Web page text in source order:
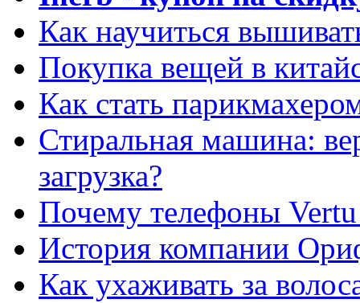
Как научиться
Покупка вещей в
Как стать
Стиральная машина:
загрузка?
Почему телефоны Vertu
История компании
Как ухаживать за